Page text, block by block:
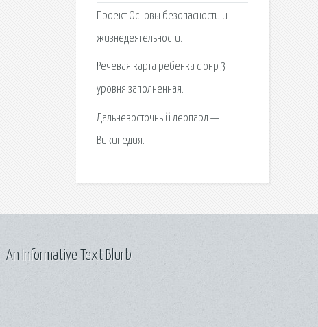
Проект Основы безопасности и
жизнедеятельности.
Речевая карта ребенка с онр 3
уровня заполненная.
Дальневосточный леопард —
Википедия.
An Informative Text Blurb